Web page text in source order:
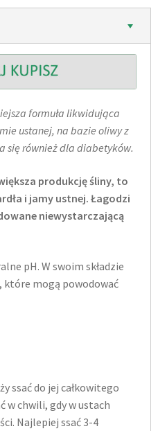
formuła likwidująca
ustanej, na bazie oliwy z
się również dla diabetyków.
produkcję śliny, to
i jamy ustnej. Łagodzi
niewystarczającą
pH. W swoim składzie
które mogą powodować
ssać do jej całkowitego
w chwili, gdy w ustach
Najlepiej ssać 3-4